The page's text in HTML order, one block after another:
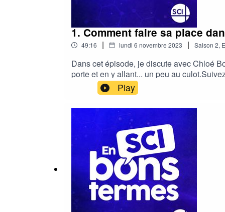
1. Comment faire sa place
49:16 | lundi 6 novembre 2023 | Saison 2,
Dans cet épisode, je discute avec Chloé
porte et en y allant... un peu au
du podcast :En sci bons termes est le
Lalande, enseignante, formatrice et elle-
Play